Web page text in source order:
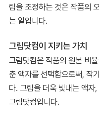
림을 조정하는 것은 작품의
는 일입니다.
그림닷컴이 지키는 가치
그림닷컴은 작품의 원본 비
춘 액자를 선택함으로써, 작
다. 그림을 더욱 빛내는 액
그림닷컴입니다.